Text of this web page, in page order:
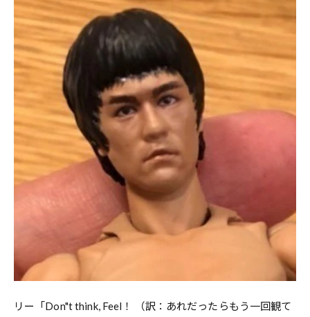
リー「Don"t think, Feel！ （訳：あれだったらもう一回観て